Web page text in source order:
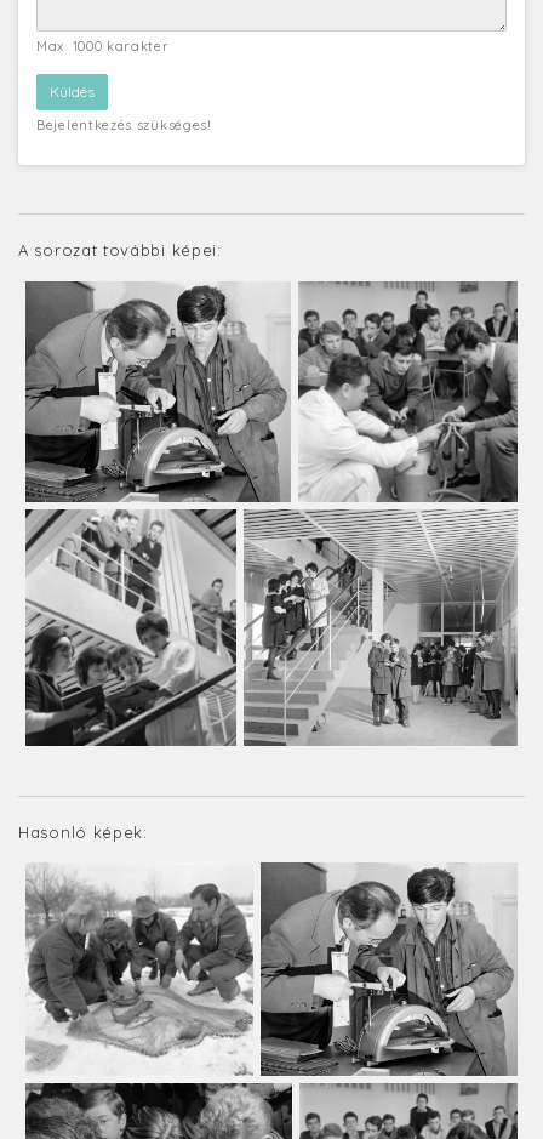
Max. 1000 karakter
Bejelentkezés szükséges!
A sorozat további képei:
Hasonló képek: